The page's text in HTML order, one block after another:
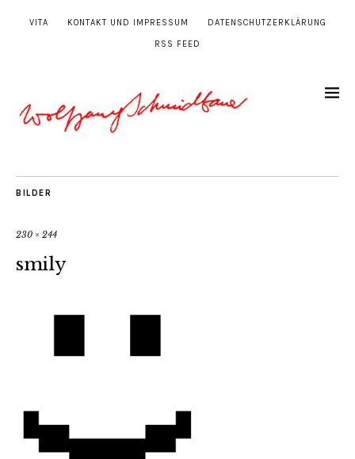
VITA KONTAKT UND IMPRESSUM DATENSCHUTZERKLÄRUNG
RSS FEED
BILDER
230 × 244
smily